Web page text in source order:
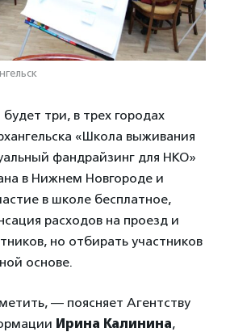
три, в трех городах
«Школа выживания
фандрайзинг для НКО»
в Нижнем Новгороде и
в школе бесплатное,
расходов на проезд и
но отбирать участников
основе.
— поясняет Агентству
Ирина Калинина,